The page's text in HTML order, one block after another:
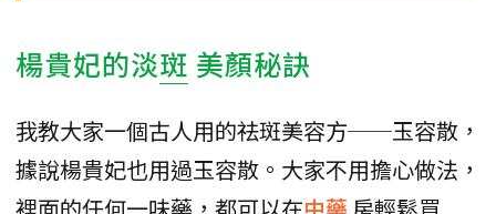
楊貴妃的淡斑 美顏秘訣
我教大家一個古人用的祛斑美容方──玉容散，
據說楊貴妃也用過玉容散。大家不用擔心做法，